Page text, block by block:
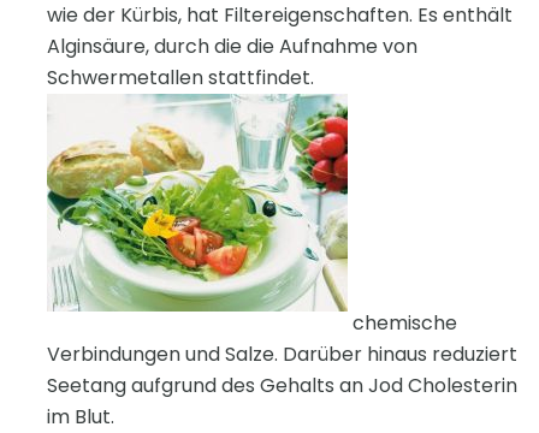
wie der Kürbis, hat Filtereigenschaften. Es enthält
Alginsäure, durch die die Aufnahme von
Schwermetallen stattfindet.
chemische
Verbindungen und Salze. Darüber hinaus reduziert
Seetang aufgrund des Gehalts an Jod Cholesterin
im Blut.